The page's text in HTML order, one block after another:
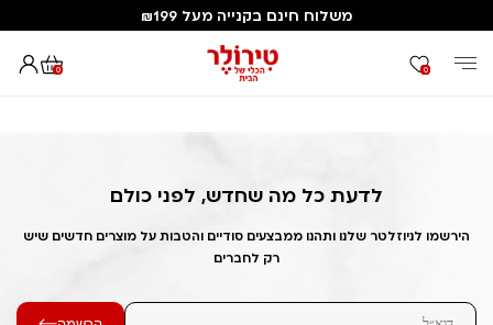
משלוח חינם בקנייה מעל ₪199
0 0
דף הבית Out of Stock Alert 2025/02/21 1740171071
לדעת כל מה שחדש, לפני כולם
הירשמו לניוזלטר שלנו ותהנו ממבצעים סודיים והטבות על מוצרים חדשים שיש
רק לחברים